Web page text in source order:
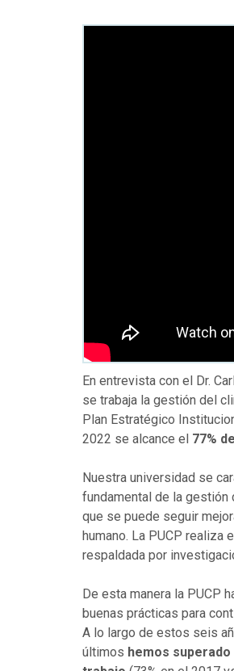
En entrevista con el Dr.
se trabaja la gestión del
Plan Estratégico
2022 se alcance el 77%
Nuestra universidad se
fundamental de la
que se puede seguir
humano. La PUCP realiza
respaldada por
De esta manera la PUCP
buenas prácticas para
A lo largo de estos seis
últimos hemos